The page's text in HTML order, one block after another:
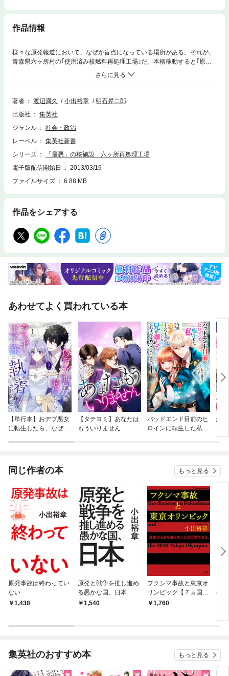
作品情報
様々な原発報道において、なぜか盲点になっている場所がある。それが、
青森県六ヶ所村の｢使用済み核燃料再処理工場｣だ。本格稼動すると｢原発
が一年で放出する放射能を1日で放出する｣と言われるこの施設では、いく
つものお粗末な欠陥が露呈し、しかも、直下には明らかに活断層が存在す
る。その危険性は、通常の原子力発電所の比ではない。本書は、それぞれ
の分野で｢六ヶ所｣にアプローチしてきた専門家たちの切実な訴えで構成さ
しのつかない災厄をもたらすのである。
著者 渡辺満久 小出裕章
明石昇二郎
出版社
集英社
ジャンル
社会・政治
レーベル
集英社新書
シリーズ
「最悪」の核施設 六ヶ所再処理工場
電子版配信開始日
2013/03/19
ファイルサイズ
6.88 MB
作品をシェアする
あわせてよく買われている本
【単行本】おデブ悪女
に転生したら、なぜか
【タテヨミ】あなたは
もういりません
バッドエンド目前のヒ
ロインに転生した私、
結
同じ作者の本 もっと見る
原発事故は終わってい
ない
1,430
原発と戦争を推し進め
る愚かな国、日本
1,540
フクシマ事故と東京オ
リンピック【７ヵ国語
対応】 The disaster in
1,760
む
集英社のおすすめ本 もっと見る